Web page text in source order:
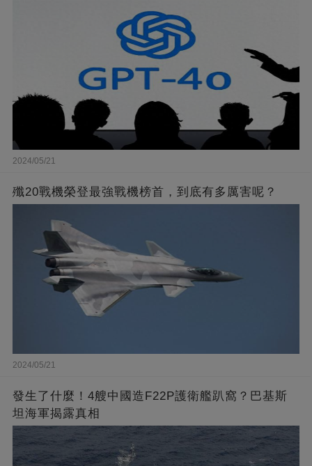
2024/05/21
殲20戰機榮登最強戰機榜首，到底有多厲害呢？
2024/05/21
發生了什麼！4艘中國造F22P護衛艦趴窩？巴基斯
坦海軍揭露真相